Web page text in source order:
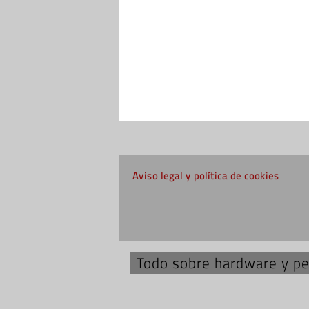
Aviso legal y política de cookies
Todo sobre hardware y